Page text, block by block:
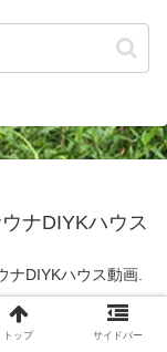
ナDIYKハウス
ナDIYKハウス動画.
トップ サイドバー